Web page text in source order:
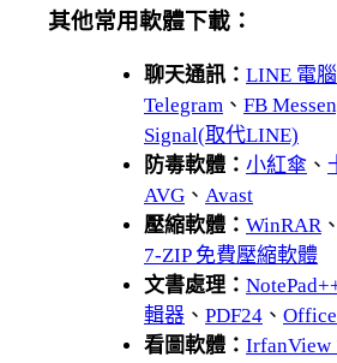
其他常用軟體下載：
聊天通訊： LINE 電
Telegram 、 FB
Signal(取代LINE)
防毒軟體： 小紅傘 、
AVG 、 Avast
壓縮軟體： WinRAR、
7-ZIP 免費壓縮軟體
文書處理：
輯器 、 PDF24 、
看圖軟體： IrfanView